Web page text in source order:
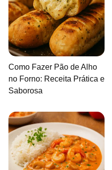
Como Fazer Pão de Alho
no Forno: Receita Prática e
Saborosa